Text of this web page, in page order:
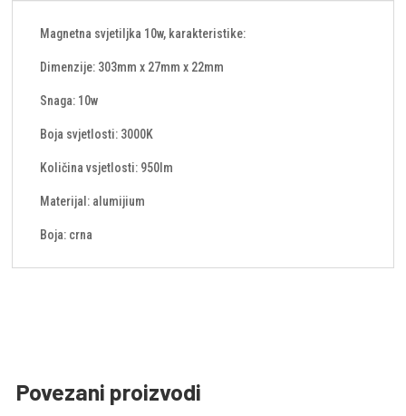
Magnetna svjetiljka 10w, karakteristike:
Dimenzije: 303mm x 27mm x 22mm
Snaga: 10w
Boja svjetlosti: 3000K
Količina vsjetlosti: 950lm
Materijal: alumijium
Boja: crna
Povezani proizvodi